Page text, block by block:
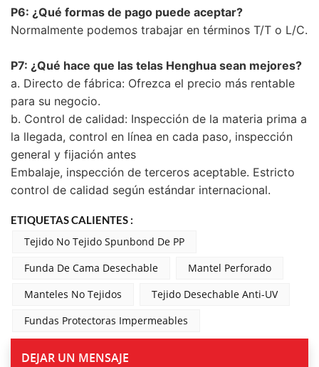
P6: ¿Qué formas de pago puede aceptar?
Normalmente podemos trabajar en términos T/T o L/C.
P7: ¿Qué hace que las telas Henghua sean mejores?
a. Directo de fábrica: Ofrezca el precio más rentable
para su negocio.
b. Control de calidad: Inspección de la materia prima a
la llegada, control en línea en cada paso, inspección
general y fijación antes
Embalaje, inspección de terceros aceptable. Estricto
control de calidad según estándar internacional.
ETIQUETAS CALIENTES :
Tejido No Tejido Spunbond De PP
Funda De Cama Desechable
Mantel Perforado
Manteles No Tejidos
Tejido Desechable Anti-UV
Fundas Protectoras Impermeables
DEJAR UN MENSAJE